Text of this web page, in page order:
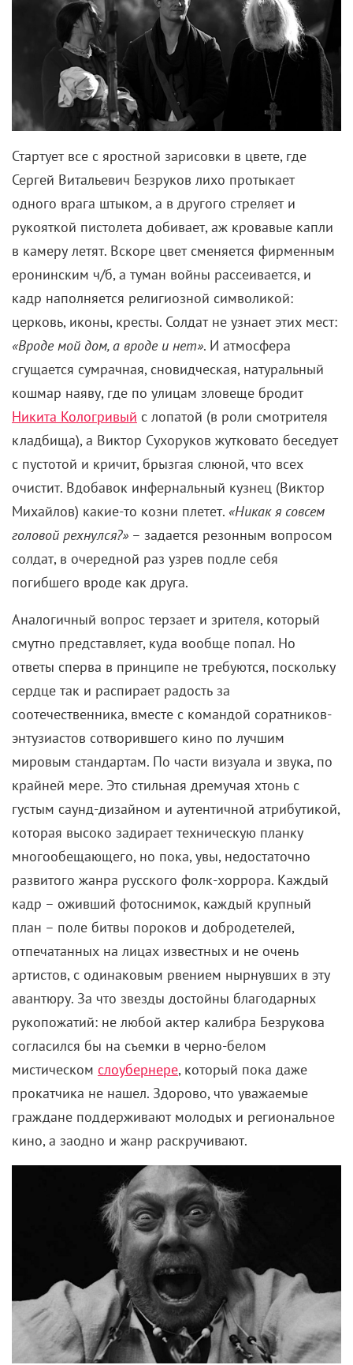
Стартует все с яростной зарисовки в цвете, где
Сергей Витальевич Безруков лихо протыкает
одного врага штыком, а в другого стреляет и
рукояткой пистолета добивает, аж кровавые капли
в камеру летят. Вскоре цвет сменяется фирменным
еронинским ч/б, а туман войны рассеивается, и
кадр наполняется религиозной символикой:
церковь, иконы, кресты. Солдат не узнает этих мест:
«Вроде мой дом, а вроде и нет». И атмосфера
сгущается сумрачная, сновидческая, натуральный
кошмар наяву, где по улицам зловеще бродит
Никита Кологривый с лопатой (в роли смотрителя
кладбища), а Виктор Сухоруков жутковато беседует
с пустотой и кричит, брызгая слюной, что всех
очистит. Вдобавок инфернальный кузнец (Виктор
Михайлов) какие-то козни плетет. «Никак я совсем
головой рехнулся?» – задается резонным вопросом
солдат, в очередной раз узрев подле себя
погибшего вроде как друга.
Аналогичный вопрос терзает и зрителя, который
смутно представляет, куда вообще попал. Но
ответы сперва в принципе не требуются, поскольку
сердце так и распирает радость за
соотечественника, вместе с командой соратников-
энтузиастов сотворившего кино по лучшим
мировым стандартам. По части визуала и звука, по
крайней мере. Это стильная дремучая хтонь с
густым саунд-дизайном и аутентичной атрибутикой,
которая высоко задирает техническую планку
многообещающего, но пока, увы, недостаточно
развитого жанра русского фолк-хоррора. Каждый
кадр – оживший фотоснимок, каждый крупный
план – поле битвы пороков и добродетелей,
отпечатанных на лицах известных и не очень
артистов, с одинаковым рвением нырнувших в эту
авантюру. За что звезды достойны благодарных
рукопожатий: не любой актер калибра Безрукова
согласился бы на съемки в черно-белом
мистическом слоубернере, который пока даже
прокатчика не нашел. Здорово, что уважаемые
граждане поддерживают молодых и региональное
кино, а заодно и жанр раскручивают.